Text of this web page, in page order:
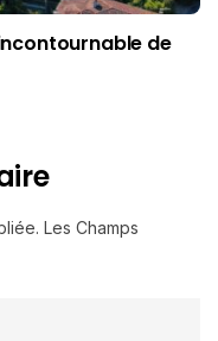
de
Les Champs